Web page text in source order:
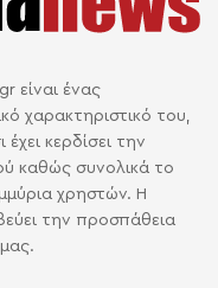
είναι ένας
χαρακτηριστικό του,
κερδίσει την
καθώς συνολικά το
χρηστών. Η
την προσπάθεια